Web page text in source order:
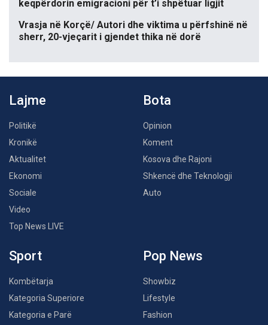
keqpërdorin emigracioni për t’i shpëtuar ligjit
Vrasja në Korçë/ Autori dhe viktima u përfshinë në
sherr, 20-vjeçarit i gjendet thika në dorë
Lajme
Politikë
Kronikë
Aktualitet
Ekonomi
Sociale
Video
Top News LIVE
Bota
Opinion
Koment
Kosova dhe Rajoni
Shkencë dhe Teknologji
Auto
Sport
Kombëtarja
Kategoria Superiore
Kategoria e Parë
Pop News
Showbiz
Lifestyle
Fashion